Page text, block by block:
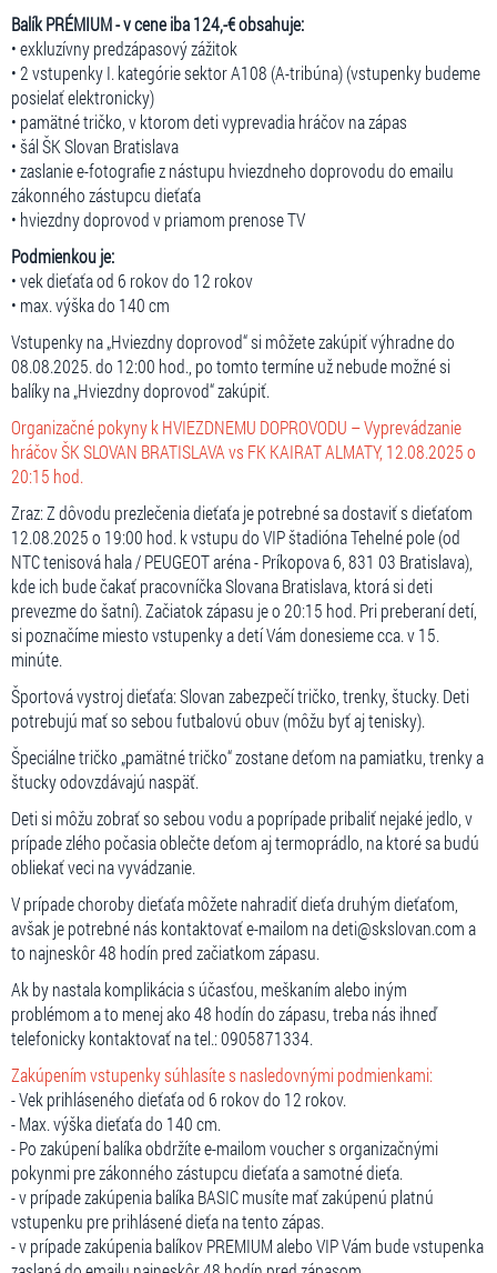
Balík PRÉMIUM - v cene iba 124,-€ obsahuje:
• exkluzívny predzápasový zážitok
• 2 vstupenky I. kategórie sektor A108 (A-tribúna) (vstupenky budeme
posielať elektronicky)
• pamätné tričko, v ktorom deti vyprevadia hráčov na zápas
• šál ŠK Slovan Bratislava
• zaslanie e-fotografie z nástupu hviezdneho doprovodu do emailu
zákonného zástupcu dieťaťa
• hviezdny doprovod v priamom prenose TV
Podmienkou je:
• vek dieťaťa od 6 rokov do 12 rokov
• max. výška do 140 cm
Vstupenky na „Hviezdny doprovod“ si môžete zakúpiť výhradne do
08.08.2025. do 12:00 hod., po tomto termíne už nebude možné si
balíky na „Hviezdny doprovod“ zakúpiť.
Organizačné pokyny k HVIEZDNEMU DOPROVODU – Vyprevádzanie
hráčov ŠK SLOVAN BRATISLAVA vs FK KAIRAT ALMATY, 12.08.2025 o
20:15 hod.
Zraz: Z dôvodu prezlečenia dieťaťa je potrebné sa dostaviť s dieťaťom
12.08.2025 o 19:00 hod. k vstupu do VIP štadióna Tehelné pole (od
NTC tenisová hala / PEUGEOT aréna - Príkopova 6, 831 03 Bratislava),
kde ich bude čakať pracovníčka Slovana Bratislava, ktorá si deti
prevezme do šatní). Začiatok zápasu je o 20:15 hod. Pri preberaní detí,
si poznačíme miesto vstupenky a detí Vám donesieme cca. v 15.
minúte.
Športová vystroj dieťaťa: Slovan zabezpečí tričko, trenky, štucky. Deti
potrebujú mať so sebou futbalovú obuv (môžu byť aj tenisky).
Špeciálne tričko „pamätné tričko“ zostane deťom na pamiatku, trenky a
štucky odovzdávajú naspäť.
Deti si môžu zobrať so sebou vodu a poprípade pribaliť nejaké jedlo, v
prípade zlého počasia oblečte deťom aj termoprádlo, na ktoré sa budú
obliekať veci na vyvádzanie.
V prípade choroby dieťaťa môžete nahradiť dieťa druhým dieťaťom,
avšak je potrebné nás kontaktovať e-mailom na deti@skslovan.com a
to najneskôr 48 hodín pred začiatkom zápasu.
Ak by nastala komplikácia s účasťou, meškaním alebo iným
problémom a to menej ako 48 hodín do zápasu, treba nás ihneď
telefonicky kontaktovať na tel.: 0905871334.
Zakúpením vstupenky súhlasíte s nasledovnými podmienkami:
- Vek prihláseného dieťaťa od 6 rokov do 12 rokov.
- Max. výška dieťaťa do 140 cm.
- Po zakúpení balíka obdržíte e-mailom voucher s organizačnými
pokynmi pre zákonného zástupcu dieťaťa a samotné dieťa.
- v prípade zakúpenia balíka BASIC musíte mať zakúpenú platnú
vstupenku pre prihlásené dieťa na tento zápas.
- v prípade zakúpenia balíkov PREMIUM alebo VIP Vám bude vstupenka